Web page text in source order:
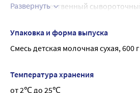
Высококачественный
Сбалансированный комплекс
гармоничному росту и развитию
Кальций и витамин D –  для
Антиоксидантный комплекс
способствуют защите малыша от
Развернуть
Упаковка и форма выпуска
Смесь детская молочная сухая, 600
Температура хранения
от 2℃ до 25℃